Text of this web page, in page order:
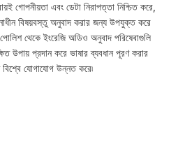
গোপনীয়তা এবং ডেটা নিরাপত্তা নিশ্চিত করে,
বিষয়বস্তু অনুবাদ করার জন্য উপযুক্ত করে
থেকে ইংরেজি অডিও অনুবাদ পরিষেবাগুলি
উপায় প্রদান করে ভাষার ব্যবধান পূরণ করার
বিশ্বে যোগাযোগ উন্নত করে৷